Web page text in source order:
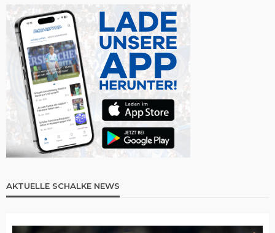
AKTUELLE SCHALKE NEWS